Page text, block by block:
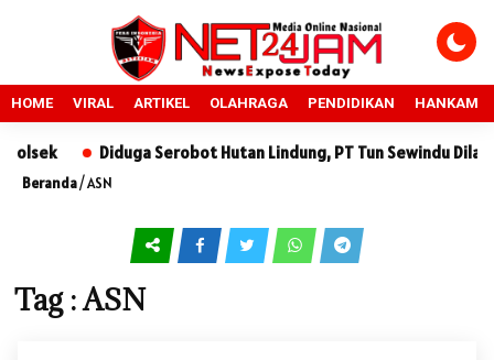
HOME VIRAL ARTIKEL OLAHRAGA PENDIDIKAN HANKAM
Diduga Serobot Hutan Lindung, PT Tun Sewindu
Beranda/ASN
Tag : ASN